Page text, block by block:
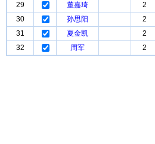
29
董嘉琦 2
30
孙思阳 2
31
夏金凯 2
32
周军 2